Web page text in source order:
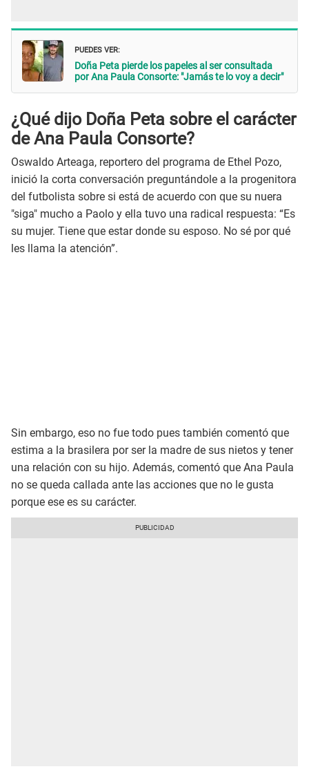
PUEDES VER:
Doña Peta pierde los papeles al ser consultada
por Ana Paula Consorte: "Jamás te lo voy a decir"
¿Qué dijo Doña Peta sobre el carácter
de Ana Paula Consorte?
Oswaldo Arteaga, reportero del programa de Ethel Pozo,
inició la corta conversación preguntándole a la progenitora
del futbolista sobre si está de acuerdo con que su nuera
"siga" mucho a Paolo y ella tuvo una radical respuesta: “Es
su mujer. Tiene que estar donde su esposo. No sé por qué
les llama la atención”.
Sin embargo, eso no fue todo pues también comentó que
estima a la brasilera por ser la madre de sus nietos y tener
una relación con su hijo. Además, comentó que Ana Paula
no se queda callada ante las acciones que no le gusta
porque ese es su carácter.